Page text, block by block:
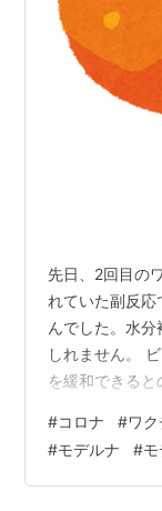
先日、2回目の
れていた副反
んでした。水
しれません。
を緩和できる
ビタミンC量) ◇
(1350mg) ◇ワ
(1350mg) ・み
#コロナ #ワ
#モデルナ #